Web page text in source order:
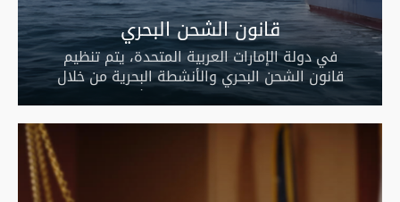
قانون الشحن البحري
في دولة الإمارات العربية المتحدة، يتم تنظيم
قانون الشحن البحري والأنشطة البحرية من خلال
مجموعة من القوانين والتشريعات